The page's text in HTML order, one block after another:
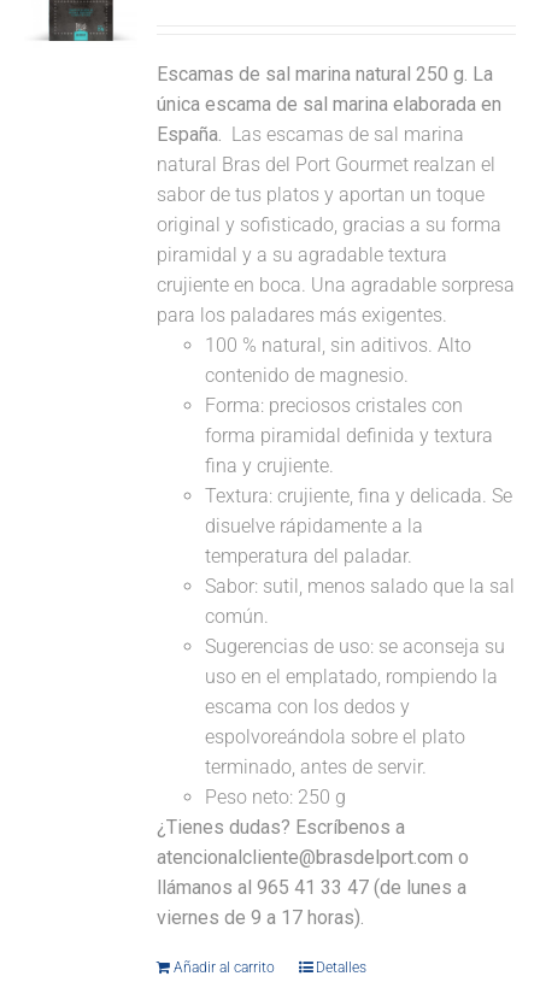
Escamas de sal marina natural 250 g. La
única escama de sal marina elaborada en
España. Las escamas de sal marina
natural Bras del Port Gourmet realzan el
sabor de tus platos y aportan un toque
original y sofisticado, gracias a su forma
piramidal y a su agradable textura
crujiente en boca. Una agradable sorpresa
para los paladares más exigentes.
100 % natural, sin aditivos. Alto
contenido de magnesio.
Forma: preciosos cristales con
forma piramidal definida y textura
fina y crujiente.
Textura: crujiente, fina y delicada. Se
disuelve rápidamente a la
temperatura del paladar.
Sabor: sutil, menos salado que la sal
común.
Sugerencias de uso: se aconseja su
uso en el emplatado, rompiendo la
escama con los dedos y
espolvoreándola sobre el plato
terminado, antes de servir.
Peso neto: 250 g
¿Tienes dudas? Escríbenos a
atencionalcliente@brasdelport.com o
llámanos al 965 41 33 47 (de lunes a
viernes de 9 a 17 horas).
Añadir al carrito Detalles